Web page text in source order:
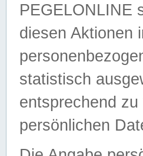
PEGELONLINE
diesen Aktionen
statistisch
entsprechend
persönlichen